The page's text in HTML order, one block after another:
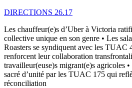
DIRECTIONS 26.17
Les chauffeur(e)s d’Uber à Victoria
collective unique en son genre • Les
Roasters se syndiquent avec les TUAC
renforcent leur collaboration
travailleur(euse)s migrant(e)s agricoles
sacré d’unité par les TUAC 175 qui
réconciliation